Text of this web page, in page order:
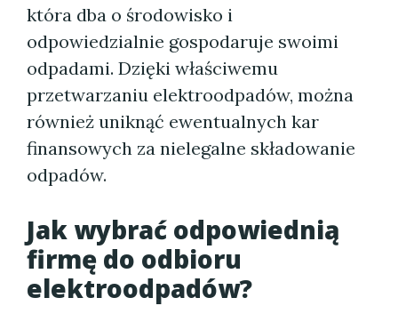
która dba o środowisko i
odpowiedzialnie gospodaruje swoimi
odpadami. Dzięki właściwemu
przetwarzaniu elektroodpadów, można
również uniknąć ewentualnych kar
finansowych za nielegalne składowanie
odpadów.
Jak wybrać odpowiednią
firmę do odbioru
elektroodpadów?